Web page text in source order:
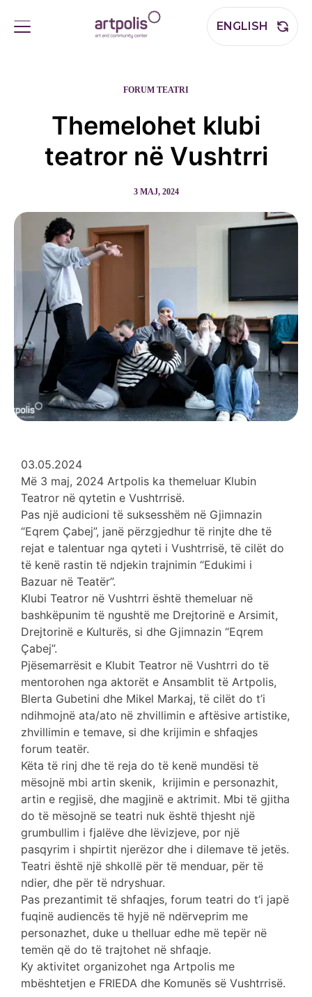
ENGLISH
FORUM TEATRI
Themelohet klubi
teatror në Vushtrri
3 MAJ, 2024
03.05.2024
Më 3 maj, 2024 Artpolis ka themeluar Klubin
Teatror në qytetin e Vushtrrisë.
Pas një audicioni të suksesshëm në Gjimnazin
“Eqrem Çabej”, janë përzgjedhur të rinjte dhe të
rejat e talentuar nga qyteti i Vushtrrisë, të cilët do
të kenë rastin të ndjekin trajnimin “Edukimi i
Bazuar në Teatër”.
Klubi Teatror në Vushtrri është themeluar në
bashkëpunim të ngushtë me Drejtorinë e Arsimit,
Drejtorinë e Kulturës, si dhe Gjimnazin “Eqrem
Çabej”.
Pjësemarrësit e Klubit Teatror në Vushtrri do të
mentorohen nga aktorët e Ansamblit të Artpolis,
Blerta Gubetini dhe Mikel Markaj, të cilët do t’i
ndihmojnë ata/ato në zhvillimin e aftësive artistike,
zhvillimin e temave, si dhe krijimin e shfaqjes
forum teatër.
Këta të rinj dhe të reja do të kenë mundësi të
mësojnë mbi artin skenik, krijimin e personazhit,
artin e regjisë, dhe magjinë e aktrimit. Mbi të gjitha
do të mësojnë se teatri nuk është thjesht një
grumbullim i fjalëve dhe lëvizjeve, por një
pasqyrim i shpirtit njerëzor dhe i dilemave të jetës.
Teatri është një shkollë për të menduar, për të
ndier, dhe për të ndryshuar.
Pas prezantimit të shfaqjes, forum teatri do t’i japë
fuqinë audiencës të hyjë në ndërveprim me
personazhet, duke u thelluar edhe më tepër në
temën që do të trajtohet në shfaqje.
Ky aktivitet organizohet nga Artpolis me
mbështetjen e FRIEDA dhe Komunës së Vushtrrisë.